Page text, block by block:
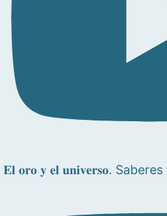
𝐄𝐥 𝐨𝐫𝐨 𝐲 𝐞𝐥 𝐮𝐧𝐢𝐯𝐞𝐫𝐬𝐨.